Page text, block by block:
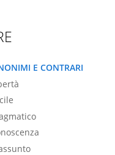
E CONTRARI